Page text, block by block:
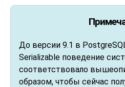
До версии 9.1 в
Serializable поведение
соответствовало
образом, чтобы сейчас